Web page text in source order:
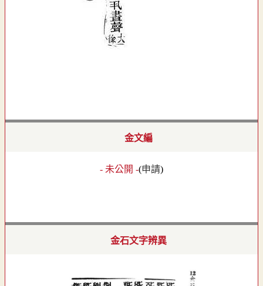
金文編
- 未公開 -(申請)
金石文字辨異